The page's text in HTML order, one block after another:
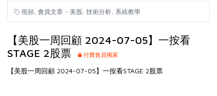
視頻 會員文章 - 美股 技術分析 系統教學
【美股一周回顧 2024-07-05】一按看
STAGE 2股票
付費會員獨家
【美股一周回顧 2024-07-05】一按看STAGE 2股票